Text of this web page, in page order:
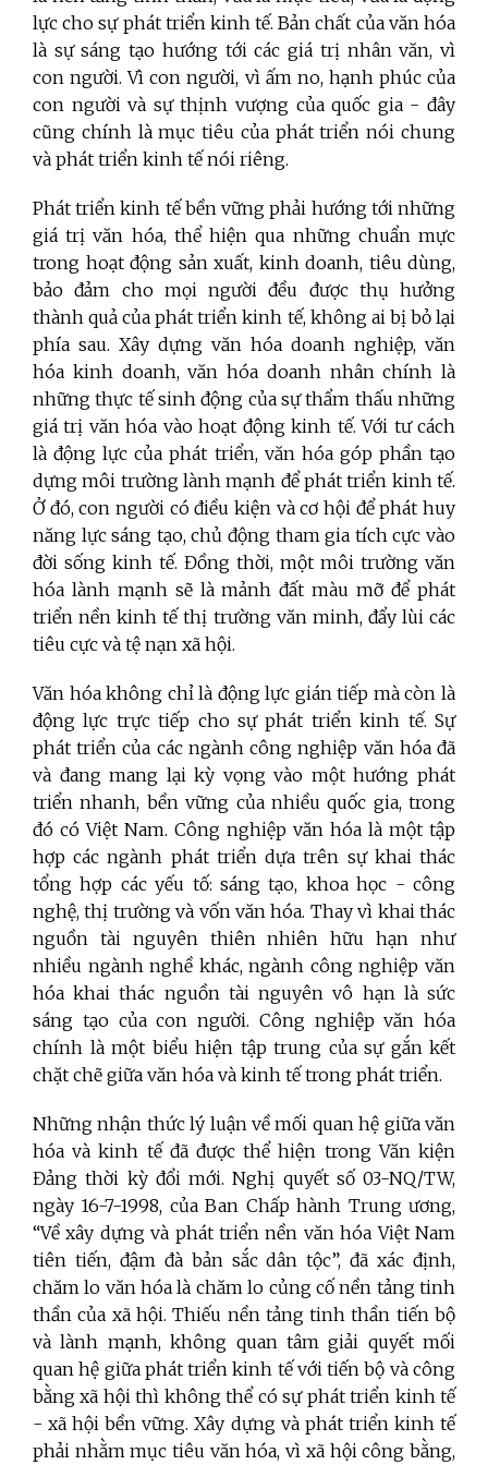
lực cho sự phát triển kinh tế. Bản chất của văn hóa
là sự sáng tạo hướng tới các giá trị nhân văn, vì
con người. Vì con người, vì ấm no, hạnh phúc của
con người và sự thịnh vượng của quốc gia - đây
cũng chính là mục tiêu của phát triển nói chung
và phát triển kinh tế nói riêng.
Phát triển kinh tế bền vững phải hướng tới những
giá trị văn hóa, thể hiện qua những chuẩn mực
trong hoạt động sản xuất, kinh doanh, tiêu dùng,
bảo đảm cho mọi người đều được thụ hưởng
thành quả của phát triển kinh tế, không ai bị bỏ lại
phía sau. Xây dựng văn hóa doanh nghiệp, văn
hóa kinh doanh, văn hóa doanh nhân chính là
những thực tế sinh động của sự thẩm thấu những
giá trị văn hóa vào hoạt động kinh tế. Với tư cách
là động lực của phát triển, văn hóa góp phần tạo
dựng môi trường lành mạnh để phát triển kinh tế.
Ở đó, con người có điều kiện và cơ hội để phát huy
năng lực sáng tạo, chủ động tham gia tích cực vào
đời sống kinh tế. Đồng thời, một môi trường văn
hóa lành mạnh sẽ là mảnh đất màu mỡ để phát
triển nền kinh tế thị trường văn minh, đẩy lùi các
tiêu cực và tệ nạn xã hội.
Văn hóa không chỉ là động lực gián tiếp mà còn là
động lực trực tiếp cho sự phát triển kinh tế. Sự
phát triển của các ngành công nghiệp văn hóa đã
và đang mang lại kỳ vọng vào một hướng phát
triển nhanh, bền vững của nhiều quốc gia, trong
đó có Việt Nam. Công nghiệp văn hóa là một tập
hợp các ngành phát triển dựa trên sự khai thác
tổng hợp các yếu tố: sáng tạo, khoa học - công
nghệ, thị trường và vốn văn hóa. Thay vì khai thác
nguồn tài nguyên thiên nhiên hữu hạn như
nhiều ngành nghề khác, ngành công nghiệp văn
hóa khai thác nguồn tài nguyên vô hạn là sức
sáng tạo của con người. Công nghiệp văn hóa
chính là một biểu hiện tập trung của sự gắn kết
chặt chẽ giữa văn hóa và kinh tế trong phát triển.
Những nhận thức lý luận về mối quan hệ giữa văn
hóa và kinh tế đã được thể hiện trong Văn kiện
Đảng thời kỳ đổi mới.Nghị quyết số 03-NQ/TW,
ngày 16-7-1998, của Ban Chấp hành Trung ương,
“Về xây dựng và phát triển nền văn hóa Việt Nam
tiên tiến, đậm đà bản sắc dân tộc”, đã xác định,
chăm lo văn hóa là chăm lo củng cố nền tảng tinh
thần của xã hội. Thiếu nền tảng tinh thần tiến bộ
và lành mạnh, không quan tâm giải quyết mối
quan hệ giữa phát triển kinh tế với tiến bộ và công
bằng xã hội thì không thể có sự phát triển kinh tế
- xã hội bền vững. Xây dựng và phát triển kinh tế
phải nhằm mục tiêu văn hóa, vì xã hội công bằng,